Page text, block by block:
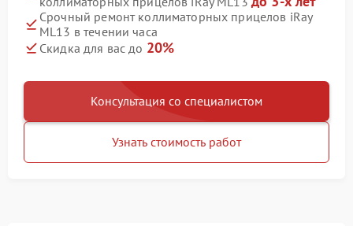
Срочный ремонт коллиматорных прицелов iRay
ML13 в течении часа
Скидка для вас до 20%
Консультация со специалистом
Узнать стоимость работ